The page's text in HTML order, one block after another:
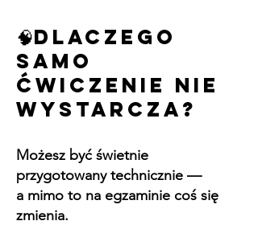
🧠Dlaczego
samo
ćwiczenie nie
wystarcza?
Możesz być świetnie
przygotowany technicznie —
a mimo to na egzaminie coś się
zmienia.